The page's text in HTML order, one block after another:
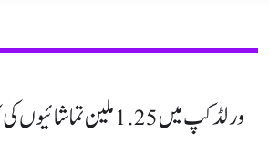
ورلڈکپ میں 1.25 ملین تماشائیوں کی آمد سے نیا ریکارڈ قائم ہوگیا